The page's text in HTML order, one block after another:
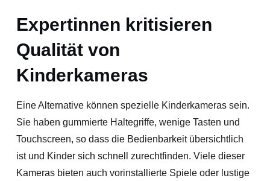
Expertinnen kritisieren
Qualität von
Kinderkameras
Eine Alternative können spezielle Kinderkameras sein.
Sie haben gummierte Haltegriffe, wenige Tasten und
Touchscreen, so dass die Bedienbarkeit übersichtlich
ist und Kinder sich schnell zurechtfinden. Viele dieser
Kameras bieten auch vorinstallierte Spiele oder lustige